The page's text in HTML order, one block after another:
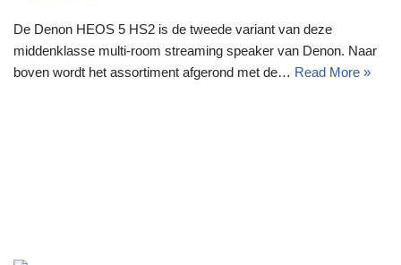
De Denon HEOS 5 HS2 is de tweede variant van deze
middenklasse multi-room streaming speaker van Denon. Naar
boven wordt het assortiment afgerond met de… Read More »